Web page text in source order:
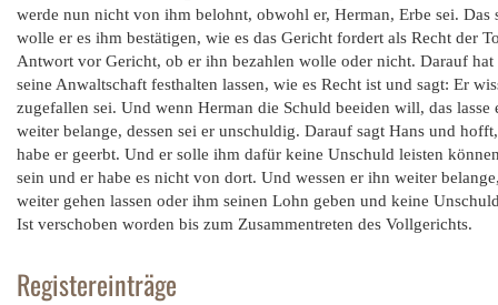
werde nun nicht von ihm belohnt, obwohl er, Herman, Erbe sei.
wolle er es ihm bestätigen, wie es das Gericht fordert als Recht der
Antwort vor Gericht, ob er ihn bezahlen wolle oder nicht. Darauf
seine Anwaltschaft festhalten lassen, wie es Recht ist und sagt: Er
zugefallen sei. Und wenn Herman die Schuld beeiden will, das
weiter belange, dessen sei er unschuldig. Darauf sagt Hans und
habe er geerbt. Und er solle ihm dafür keine Unschuld leisten
sein und er habe es nicht von dort. Und wessen er ihn weiter
weiter gehen lassen oder ihm seinen Lohn geben und keine
Ist verschoben worden bis zum Zusammentreten des Vollgerichts.
Registereinträge